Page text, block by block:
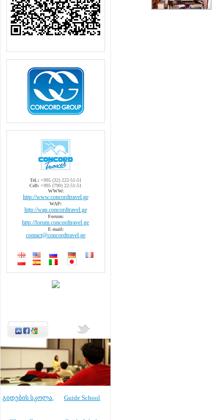
Tel.:+995 (32) 222-51-51
Cell: +995 (790) 22-51-51
WWW:
http://www.concordtravel.ge
WAP:
http://wap.concordtravel.ge
Forum:
http://forum.concordtravel.ge
E-mail:
contact@concordtravel.ge
გიდების სკოლა, Guide School